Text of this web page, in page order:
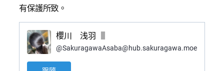
有保護所致。